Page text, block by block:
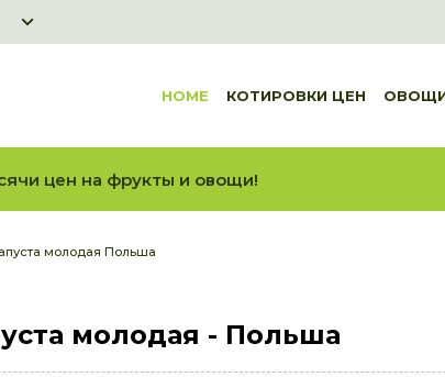
HOME КОТИРОВКИ ЦЕН
цен на фрукты и овощи!
молодая Польша
молодая - Польша